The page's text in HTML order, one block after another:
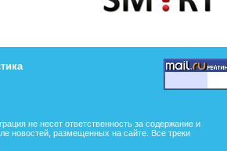
не несет ответственность за содержание и
новостей, размещенных на сайте. Все треки